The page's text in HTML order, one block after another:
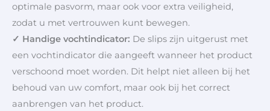
optimale pasvorm, maar ook voor extra veiligheid,
zodat u met vertrouwen kunt bewegen.
✓ Handige vochtindicator: De slips zijn uitgerust met
een vochtindicator die aangeeft wanneer het product
verschoond moet worden. Dit helpt niet alleen bij het
behoud van uw comfort, maar ook bij het correct
aanbrengen van het product.